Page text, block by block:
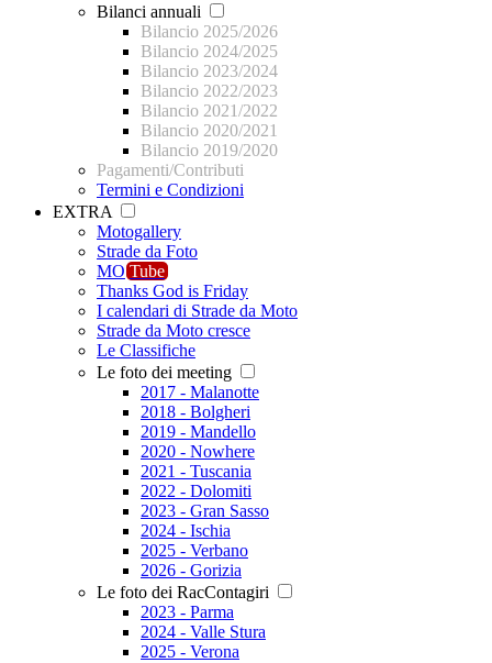
Bilanci annuali
Bilancio 2025/2026
Bilancio 2024/2025
Bilancio 2023/2024
Bilancio 2022/2023
Bilancio 2021/2022
Bilancio 2020/2021
Bilancio 2019/2020
Pagamenti/Contributi
Termini e Condizioni
EXTRA
Motogallery
Strade da Foto
MO Tube
Thanks God is Friday
I calendari di Strade da Moto
Strade da Moto cresce
Le Classifiche
Le foto dei meeting
2017 - Malanotte
2018 - Bolgheri
2019 - Mandello
2020 - Nowhere
2021 - Tuscania
2022 - Dolomiti
2023 - Gran Sasso
2024 - Ischia
2025 - Verbano
2026 - Gorizia
Le foto dei RacContagiri
2023 - Parma
2024 - Valle Stura
2025 - Verona